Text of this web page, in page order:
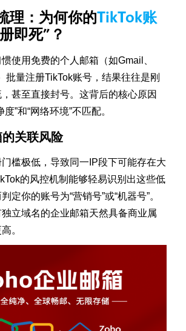
理：为何你的TikTok账
即死”？
使用免费的个人邮箱（如Gmail、
批量注册TikTok账号，结果往往是刚
甚至直接封号。这背后的核心原因
”和“网络环境”不匹配。
的关联风险
槛极低，导致同一IP段下可能存在大
的风控机制能够轻易识别出这些低
定你的账号为“营销号”或“机器号”。
立域名的企业邮箱天然具备商业属
。